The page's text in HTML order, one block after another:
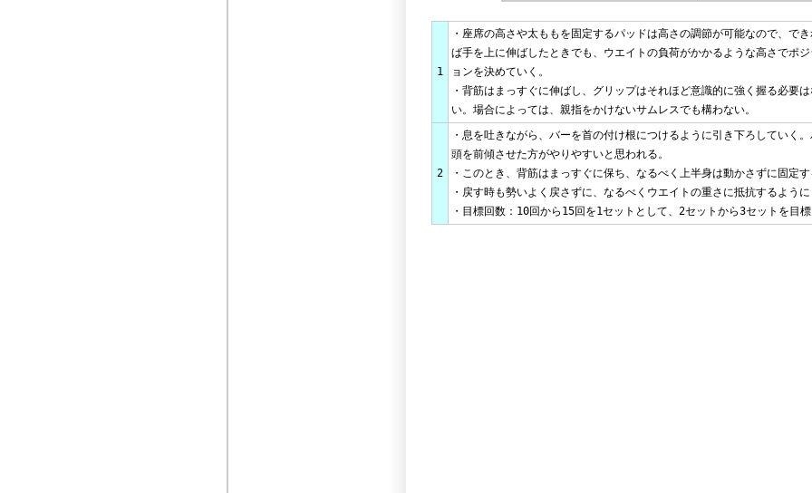
1
・座席の高さや太ももを固定するパッドは高さの調節が可能なので、でき
ば手を上に伸ばしたときでも、ウエイトの負荷がかかるような高さでポジ
ョンを決めていく。
・背筋はまっすぐに伸ばし、グリップはそれほど意識的に強く握る必要は
い。場合によっては、親指をかけないサムレスでも構わない。
2
・息を吐きながら、バーを首の付け根につけるように引き下ろしていく
頭を前傾させた方がやりやすいと思われる。
・このとき、背筋はまっすぐに保ち、なるべく上半身は動かさずに固定
・戻す時も勢いよく戻さずに、なるべくウエイトの重さに抵抗するよう
・目標回数：10回から15回を1セットとして、2セットから3セットを目